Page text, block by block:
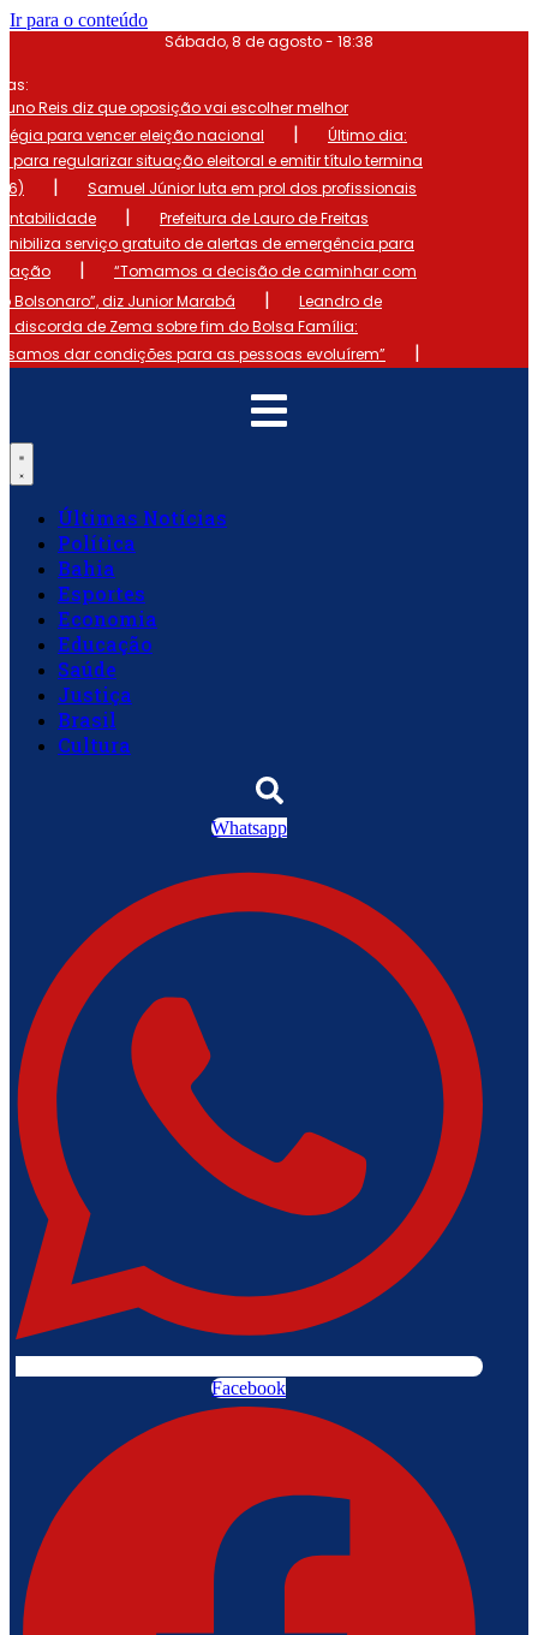
Ir para o conteúdo
Sábado, 8 de agosto - 18:38
Reis diz que oposição vai escolher melhor
para vencer eleição nacional
|
Último dia:
para regularizar situação eleitoral e emitir título termina
|
Samuel Júnior luta em prol dos profissionais
|
Prefeitura de Lauro de Freitas
serviço gratuito de alertas de emergência para
|
“Tomamos a decisão de caminhar com
Bolsonaro”, diz Junior Marabá
|
Leandro de
discorda de Zema sobre fim do Bolsa Família:
dar condições para as pessoas evoluírem”
|
Últimas Notícias
Política
Bahia
Esportes
Economia
Educação
Saúde
Justiça
Brasil
Cultura
Whatsapp
Facebook